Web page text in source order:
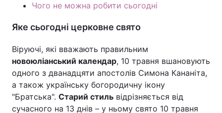
Чого не можна робити сьогодні
Яке сьогодні церковне свято
Віруючі, які вважають правильним
новоюліанський календар, 10 травня вшановують
одного з дванадцяти апостолів Симона Кананіта,
а також українську богородичну ікону
"Братська". Старий стиль відрізняється від
сучасного на 13 днів – у ньому свято 10 травня